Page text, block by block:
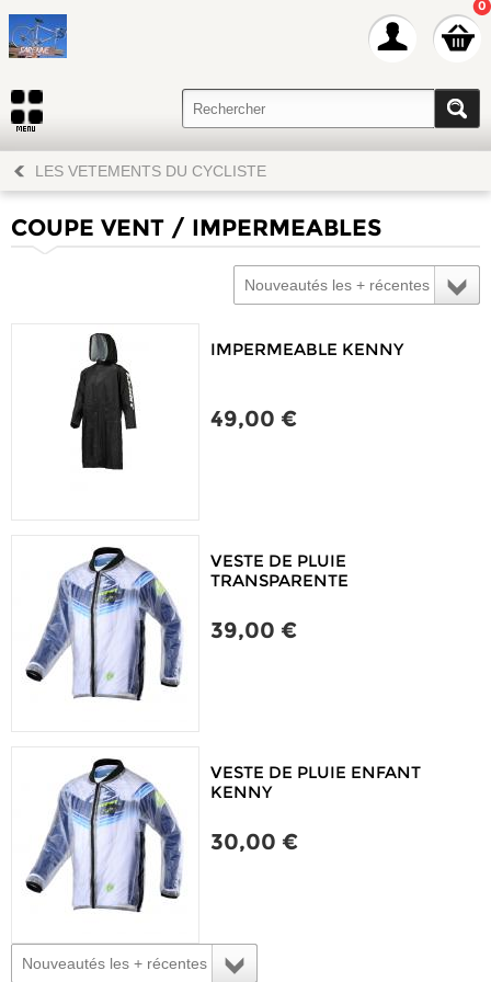
0
LES VETEMENTS DU CYCLISTE
COUPE VENT / IMPERMEABLES
Nouveautés les + récentes
IMPERMEABLE KENNY
49,00 €
VESTE DE PLUIE
TRANSPARENTE
39,00 €
VESTE DE PLUIE ENFANT
KENNY
30,00 €
Nouveautés les + récentes